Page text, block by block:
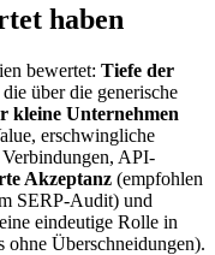
haben
bewertet: Tiefe der
über die generische
kleine Unternehmen
erschwingliche
API-
Akzeptanz (empfohlen
SERP-Audit) und
eindeutige Rolle in
ohne Überschneidungen).